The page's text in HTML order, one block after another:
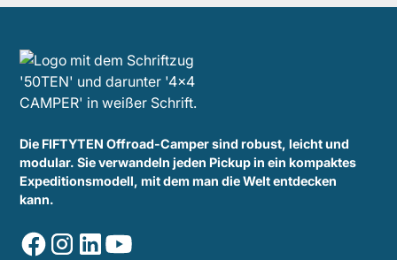
Die FIFTYTEN Offroad-Camper sind robust, leicht und
modular. Sie verwandeln jeden Pickup in ein kompaktes
Expeditionsmodell, mit dem man die Welt entdecken
kann.